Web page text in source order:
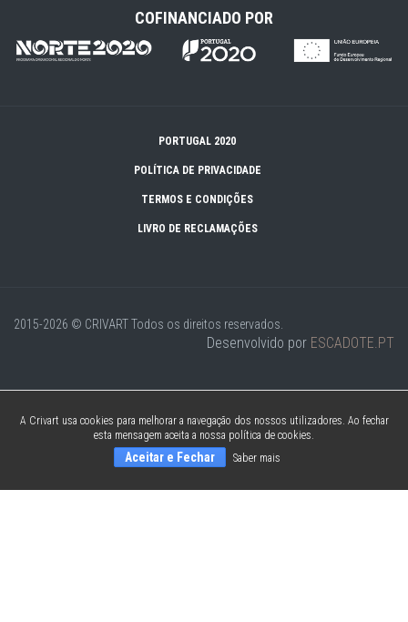
COFINANCIADO POR
PORTUGAL 2020
POLÍTICA DE PRIVACIDADE
TERMOS E CONDIÇÕES
LIVRO DE RECLAMAÇÕES
2015-2026 © CRIVARTTodos os direitos reservados.
Desenvolvido por ESCADOTE.PT
A Crivart usa cookies para melhorar a navegação dos nossos utilizadores. Ao fechar
esta mensagem aceita a nossa política de cookies.
Aceitar e Fechar Saber mais